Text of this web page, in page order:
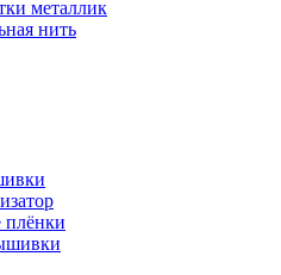
металлик
нить
плёнки